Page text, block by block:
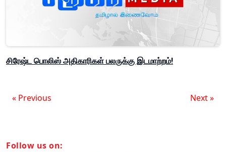
சிரேஷ்ட பொலிஸ் அதிகாரிகள் பலருக்கு இடமாற்றம்!
« Previous Next »
Follow us on: